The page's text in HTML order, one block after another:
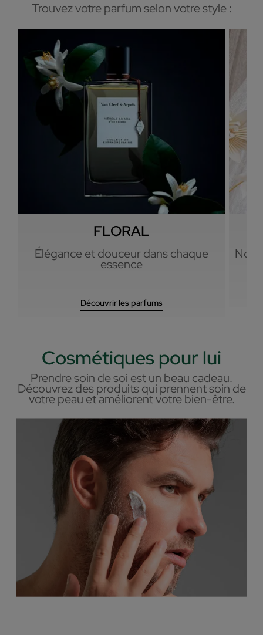
Trouvez votre parfum selon votre style :
FLORAL
Élégance et douceur dans chaque
essence
Découvrir les parfums
Cosmétiques pour lui
Prendre soin de soi est un beau cadeau.
Découvrez des produits qui prennent soin de
votre peau et améliorent votre bien-être.